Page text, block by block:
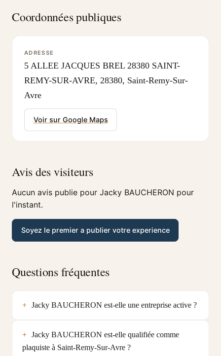
Coordonnées publiques
ADRESSE
5 ALLEE JACQUES BREL 28380 SAINT-
REMY-SUR-AVRE, 28380, Saint-Remy-Sur-
Avre
Voir sur Google Maps
Avis des visiteurs
Aucun avis publie pour Jacky BAUCHERON pour
l'instant.
Soyez le premier a publier votre experience
Questions fréquentes
Jacky BAUCHERON est-elle une entreprise active ?
Jacky BAUCHERON est-elle qualifiée comme
plaquiste à Saint-Remy-Sur-Avre ?